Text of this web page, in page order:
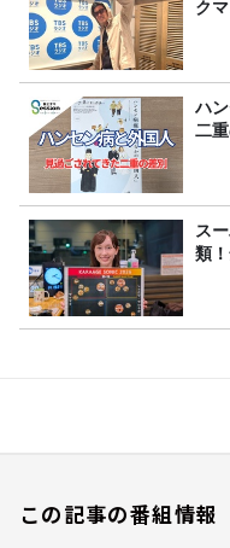
ク
ハ
二
ス
類
この記事の番組情報